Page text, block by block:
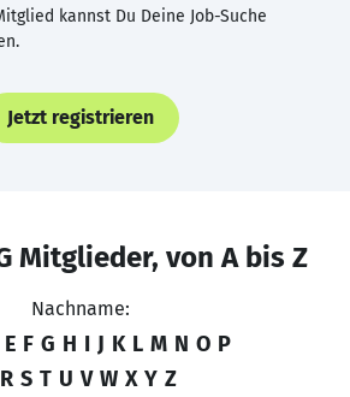
kannst Du Deine Job-Suche
Jetzt registrieren
Mitglieder, von A bis Z
Nachname:
E F G H I J K L M N O P
R S T U V W X Y Z